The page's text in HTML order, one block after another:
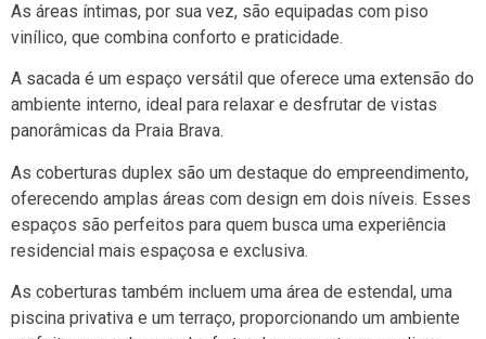
As áreas íntimas, por sua vez, são equipadas com piso
vinílico, que combina conforto e praticidade.
A sacada é um espaço versátil que oferece uma extensão do
ambiente interno, ideal para relaxar e desfrutar de vistas
panorâmicas da Praia Brava.
As coberturas duplex são um destaque do empreendimento,
oferecendo amplas áreas com design em dois níveis. Esses
espaços são perfeitos para quem busca uma experiência
residencial mais espaçosa e exclusiva.
As coberturas também incluem uma área de estendal, uma
piscina privativa e um terraço, proporcionando um ambiente